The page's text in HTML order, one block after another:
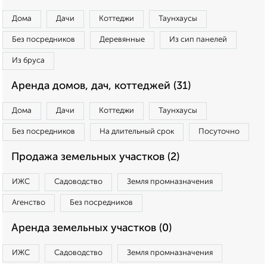
Дома Дачи Коттеджи Таунхаусы
Без посредников Деревянные Из сип панелей
Из бруса
Аренда домов, дач, коттеджей (31)
Дома Дачи Коттеджи Таунхаусы
Без посредников На длительный срок Посуточно
Продажа земельных участков (2)
ИЖС Садоводство Земля промназначения
Агенство Без посредников
Аренда земельных участков (0)
ИЖС Садоводство Земля промназначения